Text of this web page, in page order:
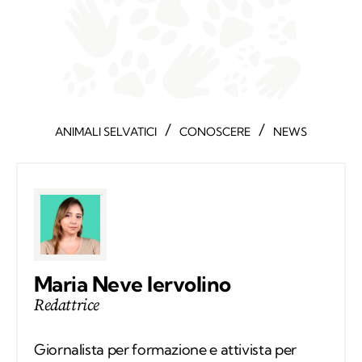
ANIMALI SELVATICI / CONOSCERE / NEWS
Maria Neve Iervolino
Redattrice
Giornalista per formazione e attivista per